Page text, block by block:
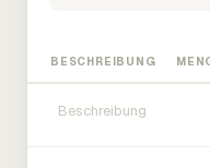
BESCHREIBUNG